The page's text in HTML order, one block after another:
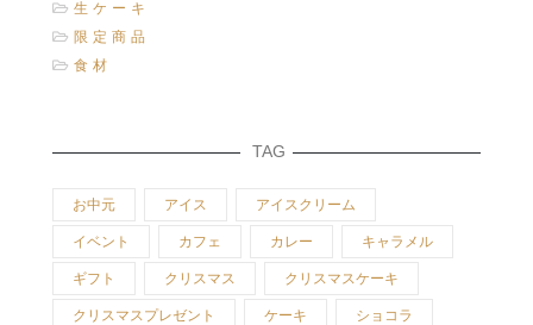
生ケーキ
限定商品
食材
TAG
お中元 アイス アイスクリーム
イベント カフェ カレー キャラメル
ギフト クリスマス クリスマスケーキ
クリスマスプレゼント ケーキ ショコラ